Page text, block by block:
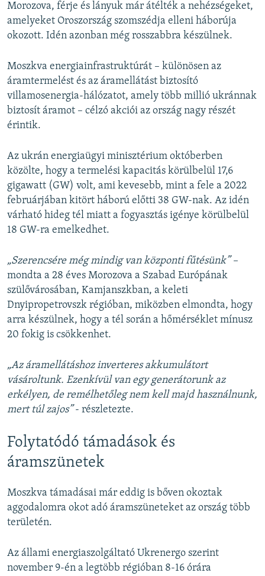
Morozova, férje és lányuk már átélték a nehézségeket,
amelyeket Oroszország szomszédja elleni háborúja
okozott. Idén azonban még rosszabbra készülnek.
Moszkva energiainfrastruktúrát – különösen az
áramtermelést és az áramellátást biztosító
villamosenergia-hálózatot, amely több millió ukránnak
biztosít áramot – célzó akciói az ország nagy részét
érintik.
Az ukrán energiaügyi minisztérium októberben
közölte, hogy a termelési kapacitás körülbelül 17,6
gigawatt (GW) volt, ami kevesebb, mint a fele a 2022
februárjában kitört háború előtti 38 GW-nak. Az idén
várható hideg tél miatt a fogyasztás igénye körülbelül
18 GW-ra emelkedhet.
„Szerencsére még mindig van központi fűtésünk” –
mondta a 28 éves Morozova a Szabad Európának
szülővárosában, Kamjanszkban, a keleti
Dnyipropetrovszk régióban, miközben elmondta, hogy
arra készülnek, hogy a tél során a hőmérséklet mínusz
20 fokig is csökkenhet.
„Az áramellátáshoz inverteres akkumulátort
vásároltunk. Ezenkívül van egy generátorunk az
erkélyen, de remélhetőleg nem kell majd használnunk,
mert túl zajos” - részletezte.
Folytatódó támadások és
áramszünetek
Moszkva támadásai már eddig is bőven okoztak
aggodalomra okot adó áramszüneteket az ország több
területén.
Az állami energiaszolgáltató Ukrenergo szerint
november 9-én a legtöbb régióban 8-16 órára